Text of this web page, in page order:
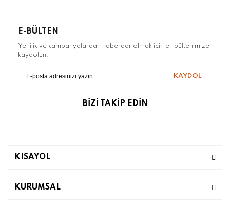
E-BÜLTEN
Yenilik ve kampanyalardan haberdar olmak için e- bültenimize
kaydolun!
KAYDOL
BİZİ TAKİP EDİN
KISAYOL
KURUMSAL